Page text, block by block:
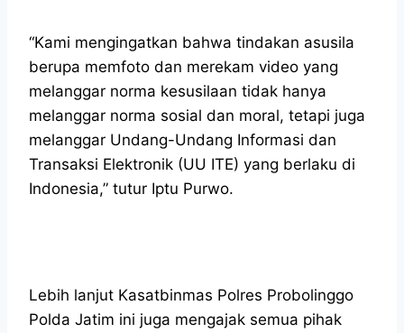
“Kami mengingatkan bahwa tindakan asusila
berupa memfoto dan merekam video yang
melanggar norma kesusilaan tidak hanya
melanggar norma sosial dan moral, tetapi juga
melanggar Undang-Undang Informasi dan
Transaksi Elektronik (UU ITE) yang berlaku di
Indonesia,” tutur Iptu Purwo.
Lebih lanjut Kasatbinmas Polres Probolinggo
Polda Jatim ini juga mengajak semua pihak